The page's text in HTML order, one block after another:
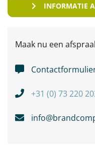
INFORMATIE
Maak nu een
+31 (0) 73 220